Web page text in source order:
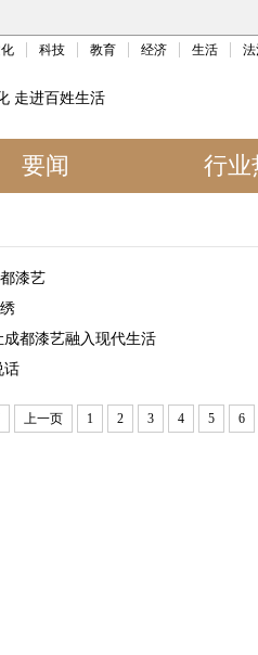
科技 教育 经济 生活
走进百姓生活
要闻 行业
漆艺
都漆艺融入现代生活
话
上一页 1 2 3 4 5 6